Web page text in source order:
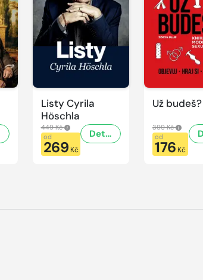
Listy Cyrila
Höschla
449 Kč
od
269 Kč
Detail
Už budeš?
399 Kč
od
176 Kč